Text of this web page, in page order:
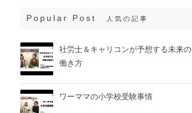
Popular Post 人気の記事
社労士＆キャリコンが予想する未来の
働き方
ワーママの小学校受験事情